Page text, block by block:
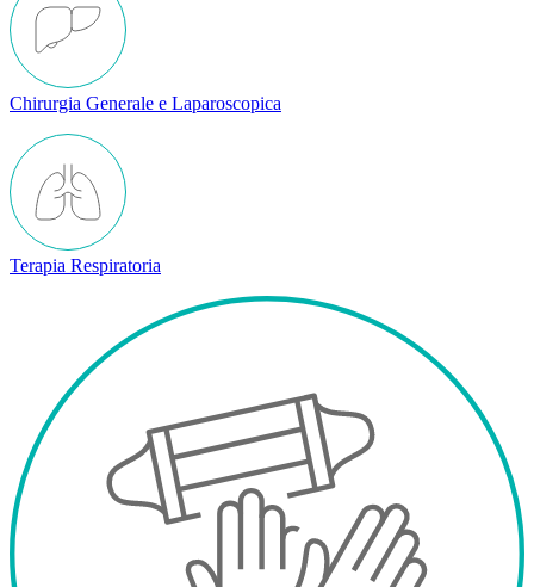
Chirurgia Generale e Laparoscopica
Terapia Respiratoria